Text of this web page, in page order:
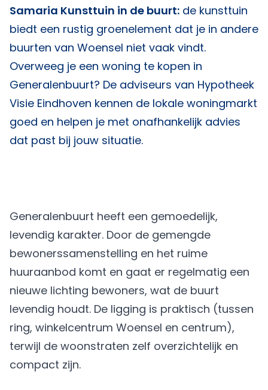
Samaria Kunsttuin in de buurt: de kunsttuin
biedt een rustig groenelement dat je in andere
buurten van Woensel niet vaak vindt.
Overweeg je een woning te kopen in
Generalenbuurt? De adviseurs van Hypotheek
Visie Eindhoven kennen de lokale woningmarkt
goed en helpen je met onafhankelijk advies
dat past bij jouw situatie.
Generalenbuurt heeft een gemoedelijk,
levendig karakter. Door de gemengde
bewonerssamenstelling en het ruime
huuraanbod komt en gaat er regelmatig een
nieuwe lichting bewoners, wat de buurt
levendig houdt. De ligging is praktisch (tussen
ring, winkelcentrum Woensel en centrum),
terwijl de woonstraten zelf overzichtelijk en
compact zijn.